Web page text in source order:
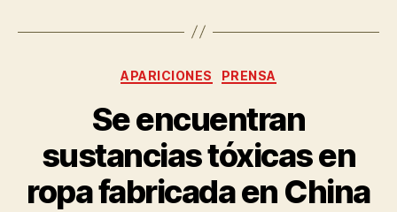
APARICIONES PRENSA
Se encuentran
sustancias tóxicas en
ropa fabricada en China